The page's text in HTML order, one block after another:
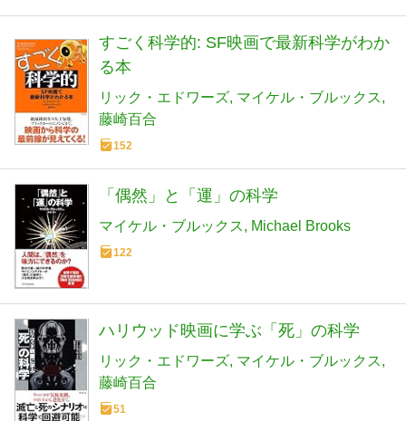
すごく科学的: SF映画で最新科学がわか
る本
リック・エドワーズ マイケル・ブルックス
藤崎百合
152
「偶然」と「運」の科学
マイケル・ブルックス Michael Brooks
122
ハリウッド映画に学ぶ「死」の科学
リック・エドワーズ マイケル・ブルックス
藤崎百合
51